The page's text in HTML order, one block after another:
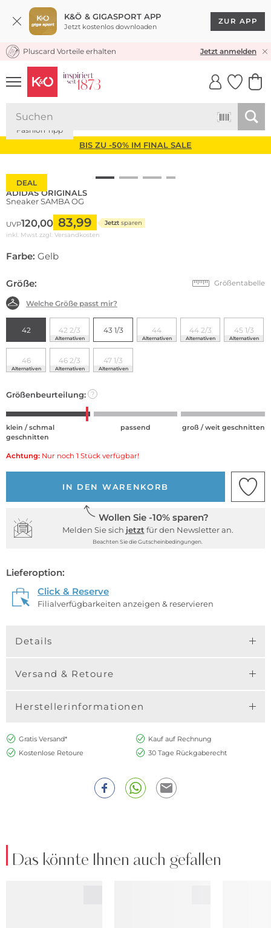
K&Ö & GIGASPORT APP
Jetzt kostenlos downloaden
ZUR APP
KOSTENLOSER VERSAND* & RÜCKVERSAND
Pluscard Vorteile erhalten Jetzt anmelden
UNSERE APP
CLICK &
BIS ZU -50% IM FINAL SALE
DEAL
Fashion Tipp
ADIDAS ORIGINALS
Sneaker SAMBA OG
UVP120,00 83,99 Jetzt sparen
inkl. Mwst zzgl. Versandkosten
Farbe: Gelb
Größe: Größentabelle
Welche Größe passt mir?
42 42 2/3
Alternativen
43 1/3 44
Alternativen
44 2/3
Alternativen
45 1/3
Alternativen
46
Alternativen
46 2/3
Alternativen
47 1/3
Alternativen
Größenbeurteilung: ?
klein / schmal
geschnitten
passend groß / weit geschnitten
Achtung: Nur noch 1 Stück verfügbar!
IN DEN WARENKORB
Wollen Sie -10% sparen?
Melden Sie sich jetzt für den Newsletter an.
Beachten Sie die Gutscheinbedingungen.
Lieferoption:
Click & Reserve
Filialverfügbarkeiten anzeigen & reservieren
Details
Versand & Retoure
Herstellerinformationen
Gratis Versand*
Kauf auf Rechnung
Kostenlose Retoure
30 Tage Rückgaberecht
Das könnte Ihnen auch gefallen